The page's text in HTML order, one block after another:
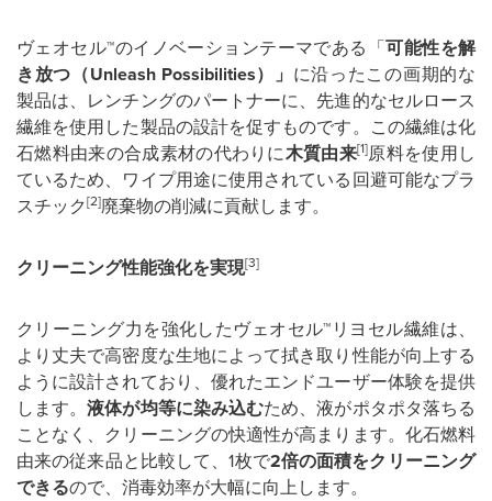
ヴェオセル™のイノベーションテーマである「可能性を解
き放つ（Unleash Possibilities）」 に沿ったこの画期的な
製品は、レンチングのパートナーに、先進的なセルロース
繊維を使用した製品の設計を促すものです。この繊維は化
石燃料由来の合成素材の代わりに木質由来[1]原料を使用し
ているため、ワイプ用途に使用されている回避可能なプラ
スチック[2]廃棄物の削減に貢献します。
クリーニング性能強化を実現[3]
クリーニング力を強化したヴェオセル™リヨセル繊維は、
より丈夫で高密度な生地によって拭き取り性能が向上する
ように設計されており、優れたエンドユーザー体験を提供
します。液体が均等に染み込むため、液がポタポタ落ちる
ことなく、クリーニングの快適性が高まります。化石燃料
由来の従来品と比較して、1枚で2倍の面積をクリーニング
できるので、消毒効率が大幅に向上します。